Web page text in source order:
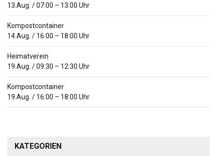
13.Aug. /07:00 – 13:00 Uhr
Kompostcontainer
14.Aug. / 16:00 – 18:00 Uhr
Heimatverein
19.Aug. /09:30 – 12:30 Uhr
Kompostcontainer
19.Aug. / 16:00 – 18:00 Uhr
KATEGORIEN